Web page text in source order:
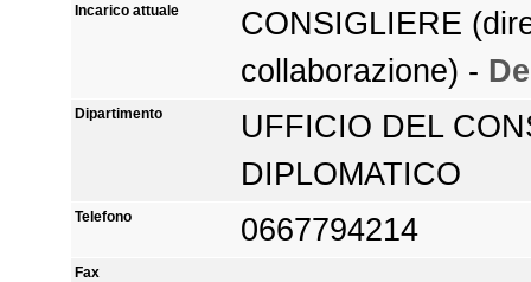
Incarico attuale
CONSIGLIERE
collaborazione) -
Dipartimento
UFFICIO DEL
DIPLOMATICO
Telefono 0667794214
Fax